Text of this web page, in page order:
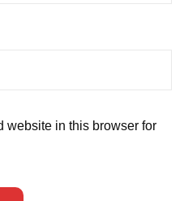
website in this browser for